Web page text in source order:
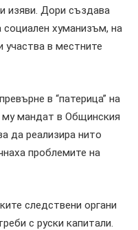
изяви. Дори създава
хуманизъм, на
участва в местните
в “патерица” на
мандат в Общинския
да реализира нито
проблемите на
следствени органи
с руски капитали.